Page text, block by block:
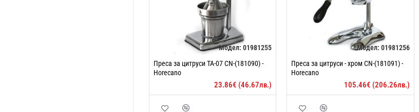
Модел: 01981255
Преса за цитруси TA-07 CN-(181090) -
Horecano
23.86€ (46.67лв.)
Модел: 01981256
Преса за цитруси - хром CN-(181091) -
Horecano
105.46€ (206.26лв.)